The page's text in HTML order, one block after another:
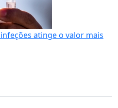
atinge o valor mais